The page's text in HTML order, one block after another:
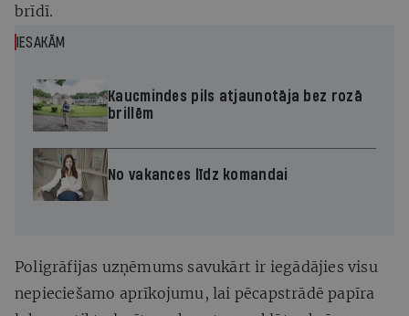
brīdī.
IESAKĀM
Kaucmindes pils atjaunotāja bez rozā
brillēm
No vakances līdz komandai
Poligrāfijas uzņēmums savukārt ir iegādājies visu
nepieciešamo aprīkojumu, lai pēcapstrādē papīra